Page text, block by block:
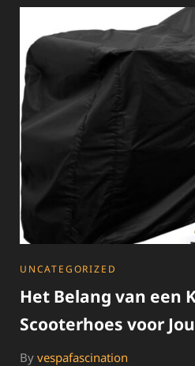
VAN
HET
CATEGORIES
UNCATEGORIZED
Het Belang van een
Scooterhoes voor
By vespafascination